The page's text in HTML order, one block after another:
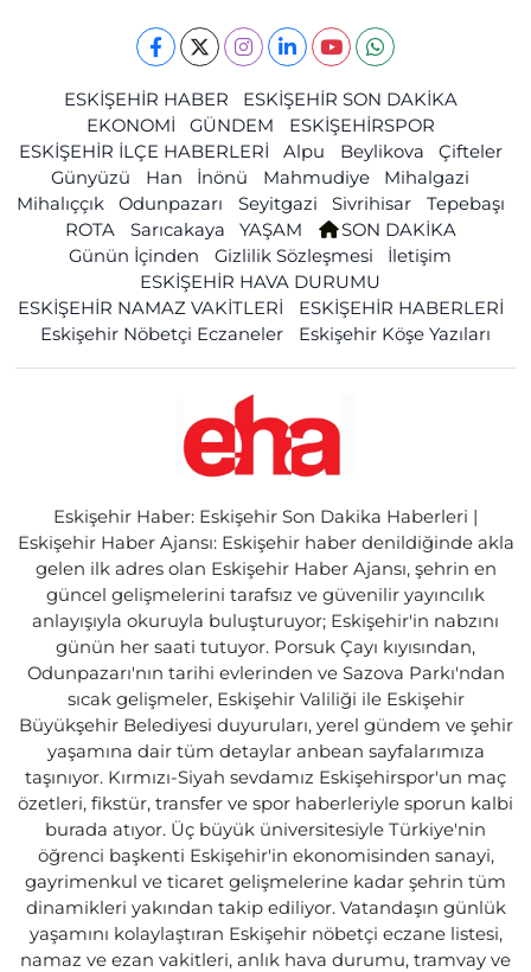
ESKİŞEHİR HABER
ESKİŞEHİR SON DAKİKA
EKONOMİ
GÜNDEM
ESKİŞEHİRSPOR
ESKİŞEHİR İLÇE HABERLERİ
Alpu Beylikova
Çifteler
Günyüzü
Han İnönü Mahmudiye
Mihalgazi
Mihalıççık
Odunpazarı Seyitgazi Sivrihisar
Tepebaşı
ROTA
Sarıcakaya YAŞAM
SON DAKİKA
Günün İçinden
Gizlilik Sözleşmesi
İletişim
ESKİŞEHİR HAVA DURUMU
ESKİŞEHİR NAMAZ VAKİTLERİ
ESKİŞEHİR HABERLERİ
Eskişehir Nöbetçi Eczaneler
Eskişehir Köşe Yazıları
Eskişehir Haber: Eskişehir Son Dakika Haberleri |
Eskişehir Haber Ajansı: Eskişehir haber denildiğinde akla
gelen ilk adres olan Eskişehir Haber Ajansı, şehrin en
güncel gelişmelerini tarafsız ve güvenilir yayıncılık
anlayışıyla okuruyla buluşturuyor; Eskişehir'in nabzını
günün her saati tutuyor. Porsuk Çayı kıyısından,
Odunpazarı'nın tarihi evlerinden ve Sazova Parkı'ndan
sıcak gelişmeler, Eskişehir Valiliği ile Eskişehir
Büyükşehir Belediyesi duyuruları, yerel gündem ve şehir
yaşamına dair tüm detaylar anbean sayfalarımıza
taşınıyor. Kırmızı-Siyah sevdamız Eskişehirspor'un maç
özetleri, fikstür, transfer ve spor haberleriyle sporun kalbi
burada atıyor. Üç büyük üniversitesiyle Türkiye'nin
öğrenci başkenti Eskişehir'in ekonomisinden sanayi,
gayrimenkul ve ticaret gelişmelerine kadar şehrin tüm
dinamikleri yakından takip ediliyor. Vatandaşın günlük
yaşamını kolaylaştıran Eskişehir nöbetçi eczane listesi,
namaz ve ezan vakitleri, anlık hava durumu, tramvay ve